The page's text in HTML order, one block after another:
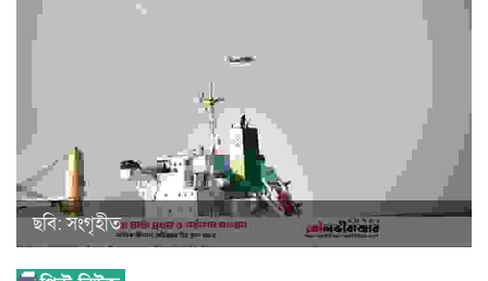
ছবি: সংগৃহীত